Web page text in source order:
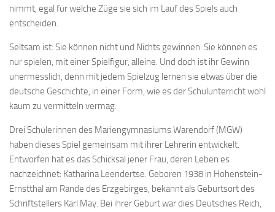
nimmt, egal für welche Züge sie sich im Lauf des Spiels auch
entscheiden.
Seltsam ist: Sie können nicht und Nichts gewinnen. Sie können es
nur spielen, mit einer Spielfigur, alleine. Und doch ist ihr Gewinn
unermesslich, denn mit jedem Spielzug lernen sie etwas über die
deutsche Geschichte, in einer Form, wie es der Schulunterricht wohl
kaum zu vermitteln vermag.
Drei Schülerinnen des Mariengymnasiums Warendorf (MGW)
haben dieses Spiel gemeinsam mit ihrer Lehrerin entwickelt.
Entworfen hat es das Schicksal jener Frau, deren Leben es
nachzeichnet: Katharina Leendertse. Geboren 1938 in Hohenstein-
Ernstthal am Rande des Erzgebirges, bekannt als Geburtsort des
Schriftstellers Karl May. Bei ihrer Geburt war dies Deutsches Reich,